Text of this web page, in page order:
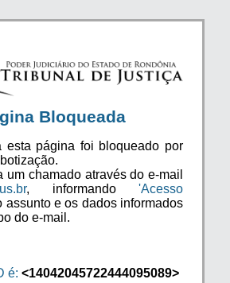
Bloqueada
esta página foi bloqueado por
um chamado através do e-mail
, informando 'Acesso
assunto e os dados informados
do e-mail.
é: <14042045722444095089>